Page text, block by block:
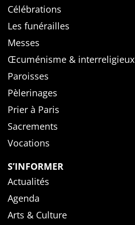
Célébrations
Les funérailles
Messes
Œcuménisme & interreligieux
Paroisses
Pèlerinages
Prier à Paris
Sacrements
Vocations
S’INFORMER
Actualités
Agenda
Arts & Culture